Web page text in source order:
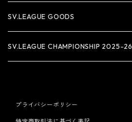
SV.LEAGUE GOODS
アパレル
雑貨
SV.LEAGUE CHAMPIONSHIP 2025-26
プライバシーポリシー